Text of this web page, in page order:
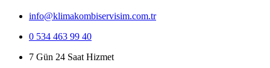
info@klimakombiservisim.com.tr
0 534 463 99 40
7 Gün 24 Saat Hizmet